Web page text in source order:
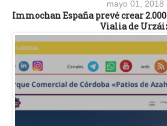
mayo 01, 2018
Immochan España prevé crear
Vialia de